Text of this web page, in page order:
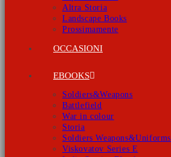
Altra Storia
Landscape Books
Prossimamente
OCCASIONI
EBOOKS
Soldiers&Weapons
Battlefield
War in colour
Storia
Soldiers Weapons&Uniforms
Viskovatov Series E